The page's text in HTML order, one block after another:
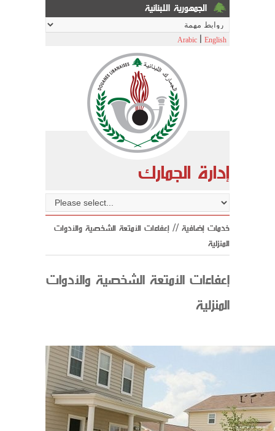
الجمهورية اللبنانية
Arabic English
إدارة الجمارك
خدمات إضافية // إعفاءات الأمتعة الشخصية والأدوات
المنزلية
إعفاءات الأمتعة الشخصية والأدوات
المنزلية